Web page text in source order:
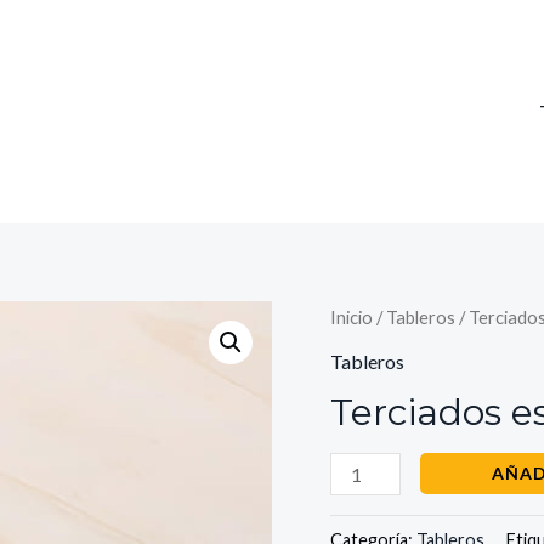
Inicio /Tableros /
Tableros
Terciados
Terciados
estructural
cantidad
Categoría: Tableros